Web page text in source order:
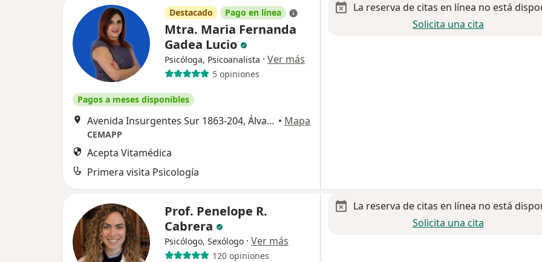
Destacado Pago en línea
Mtra. Maria Fernanda
Gadea Lucio
Psicóloga, Psicoanalista · Ver más
5 opiniones
Pagos a meses disponibles
Avenida Insurgentes Sur 1863-204, Álvaro Obregón • Mapa
CEMAPP
Acepta Vitamédica
Primera visita Psicología
La reserva de citas en línea no está
Solicita una cita
Prof. Penelope R.
Cabrera
Psicólogo, Sexólogo · Ver más
120 opiniones
La reserva de citas en línea no está
Solicita una cita